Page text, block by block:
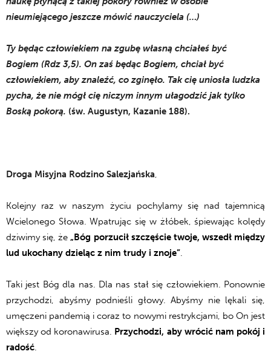
nieumiejącego jeszcze mówić nauczyciela (…)
Ty będąc człowiekiem na zgubę własną chciałeś być
Bogiem (Rdz 3,5). On zaś będąc Bogiem, chciał być
człowiekiem, aby znaleźć, co zginęło. Tak cię uniosła ludzka
pycha, że nie mógł cię niczym innym ułagodzić jak tylko
Boską pokorą. (św. Augustyn, Kazanie 188).
Droga Misyjna Rodzino Salezjańska,
Kolejny raz w naszym życiu pochylamy się nad tajemnicą
Wcielonego Słowa. Wpatrując się w żłóbek, śpiewając kolędy
dziwimy się, że„Bóg porzucił szczęście twoje, wszedł między
lud ukochany dzieląc z nim trudy i znoje”.
Taki jest Bóg dla nas. Dla nas stał się człowiekiem. Ponownie
przychodzi, abyśmy podnieśli głowy. Abyśmy nie lękali się,
umęczeni pandemią i coraz to nowymi restrykcjami, bo On jest
większy od koronawirusa. Przychodzi, aby wrócić nam pokój i
radość.